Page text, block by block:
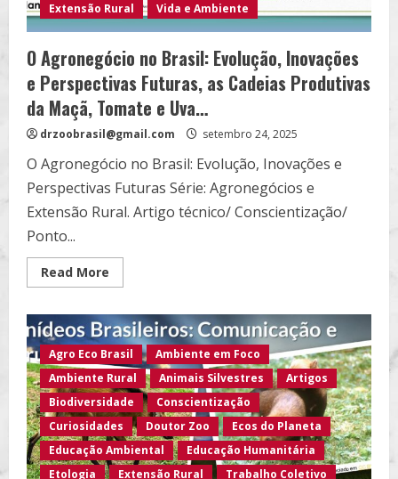
Extensão Rural
Vida e Ambiente
O Agronegócio no Brasil: Evolução, Inovações
e Perspectivas Futuras, as Cadeias Produtivas
da Maçã, Tomate e Uva…
drzoobrasil@gmail.com setembro 24, 2025
O Agronegócio no Brasil: Evolução, Inovações e
Perspectivas Futuras Série: Agronegócios e
Extensão Rural. Artigo técnico/ Conscientização/
Ponto...
Read More
more
Agronegócio
no
Brasil:
Evolução,
Inovações
e
Perspectivas
Futuras,
as
Cadeias
Produtivas
da
Maçã,
Agro Eco Brasil
Ambiente em Foco
Ambiente Rural
Animais Silvestres
Artigos
Biodiversidade
Conscientização
Curiosidades
Doutor Zoo
Ecos do Planeta
Educação Ambiental
Educação Humanitária
Etologia
Extensão Rural
Trabalho Coletivo